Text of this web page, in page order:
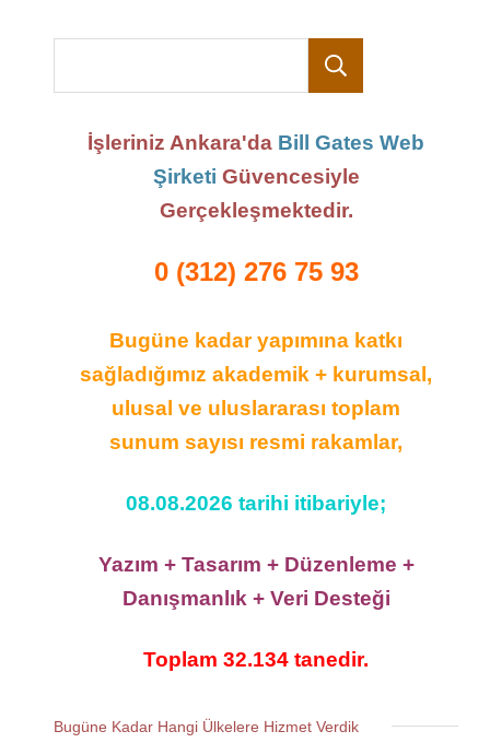
İşleriniz Ankara'da Bill Gates Web
Şirketi Güvencesiyle
Gerçekleşmektedir.
0 (312) 276 75 93
Bugüne kadar yapımına katkı
sağladığımız akademik + kurumsal,
ulusal ve uluslararası toplam
sunum sayısı resmi rakamlar,
08.08.2026 tarihi itibariyle;
Yazım + Tasarım + Düzenleme +
Danışmanlık + Veri Desteği
Toplam 32.134 tanedir.
Bugüne Kadar Hangi Ülkelere Hizmet Verdik